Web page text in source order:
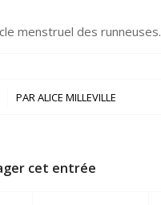
menstruel des runneuses.
PARALICE MILLEVILLE
cet entrée